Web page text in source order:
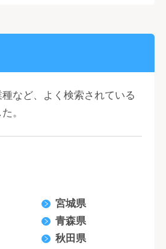
など、よく検索されている
。
宮城県
青森県
秋田県